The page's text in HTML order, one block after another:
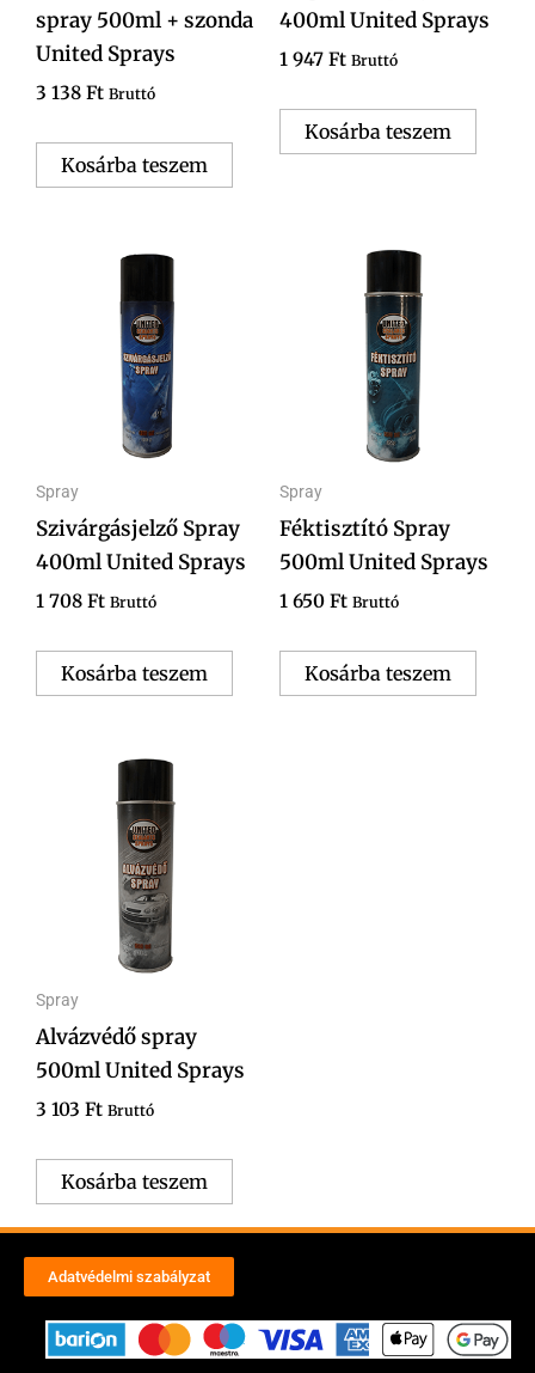
spray 500ml + szonda
United Sprays
3 138 Ft Bruttó
Kosárba teszem
400ml United Sprays
1 947 Ft Bruttó
Kosárba teszem
Spray
Szivárgásjelző Spray
400ml United Sprays
1 708 Ft Bruttó
Kosárba teszem
Spray
Féktisztító Spray
500ml United Sprays
1 650 Ft Bruttó
Kosárba teszem
Spray
Alvázvédő spray
500ml United Sprays
3 103 Ft Bruttó
Kosárba teszem
Adatvédelmi szabályzat